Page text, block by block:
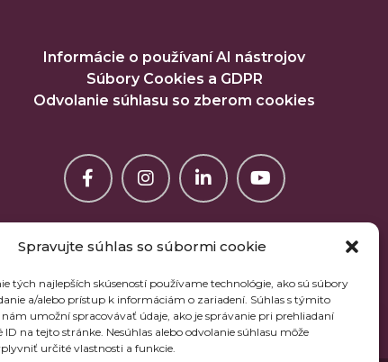
Spravujte súhlas so súbormi cookie
tých najlepších skúseností používame technológie, ako sú súbory
a/alebo prístup k informáciám o zariadení. Súhlas s týmito
umožní spracovávať údaje, ako je správanie pri prehliadaní
ID na tejto stránke. Nesúhlas alebo odvolanie súhlasu môže
určité vlastnosti a funkcie.
Informácie o používaní AI nástrojov
Súbory Cookies a GDPR
Odvolanie súhlasu so zberom cookies